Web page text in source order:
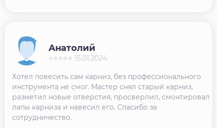
Хотел повесить сам карниз, без профессионального
инструмента не смог. Мастер снял старый карниз,
разметил новые отверстия, просверлил, смонтировал
лапы карниза и навесил его. Спасибо за
сотрудничество.
Анатолий
⭐⭐⭐⭐⭐ 15.01.2024